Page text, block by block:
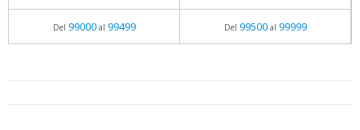
Del 99000al 99499 Del 99500al 99999